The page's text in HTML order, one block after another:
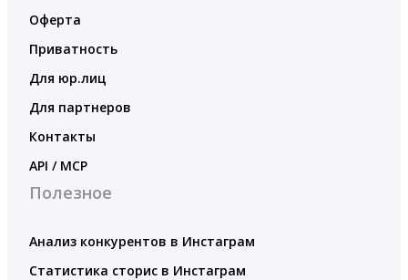
Оферта
Приватность
Для юр.лиц
Для партнеров
Контакты
API / MCP
Полезное
Анализ конкурентов в Инстаграм
Статистика сторис в Инстаграм